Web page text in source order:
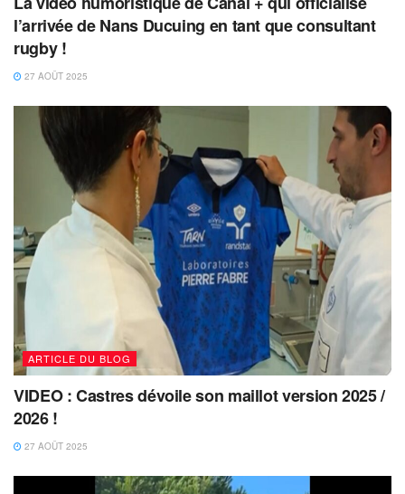
l’arrivée de Nans Ducuing en tant que consultant
rugby !
27 AOÛT 2025
ARTICLE DU BLOG
VIDEO : Castres dévoile son maillot version 2025 /
2026 !
27 AOÛT 2025